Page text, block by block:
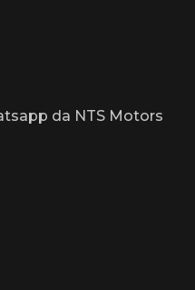
da NTS Motors